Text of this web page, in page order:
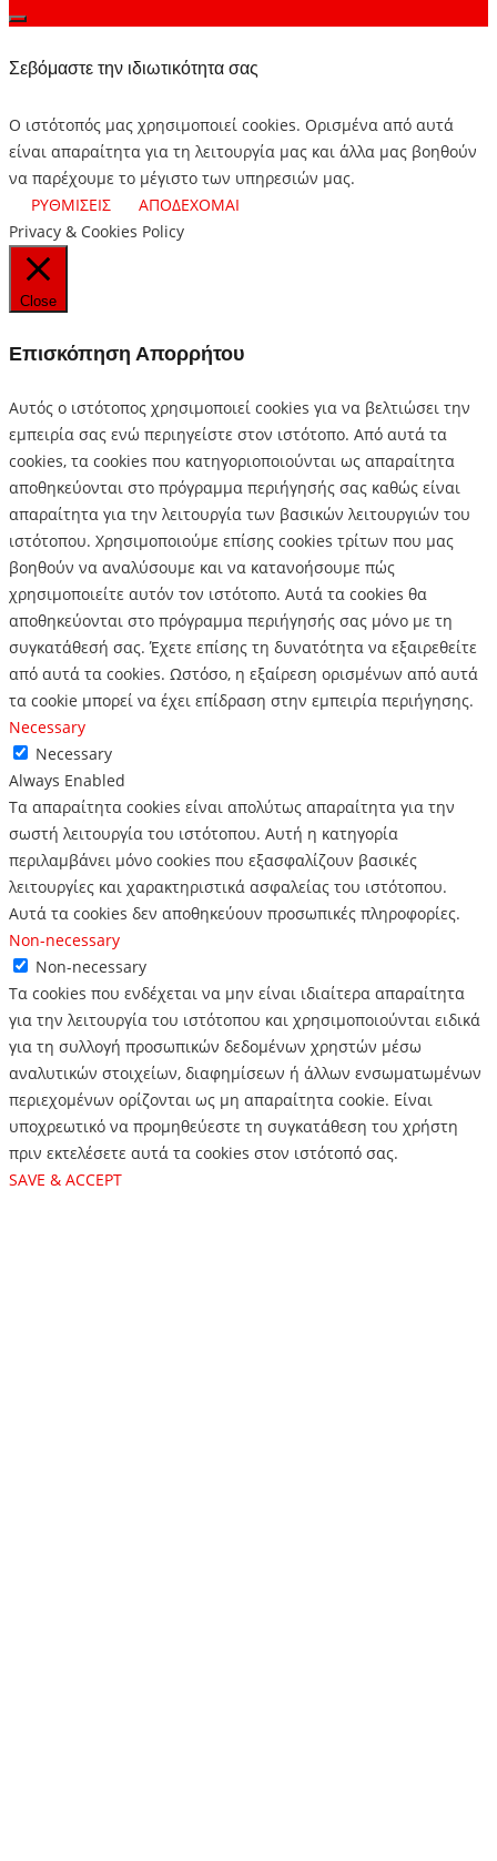
Σεβόμαστε την ιδιωτικότητα σας
Ο ιστότοπός μας χρησιμοποιεί cookies. Ορισμένα από αυτά
είναι απαραίτητα για τη λειτουργία μας και άλλα μας βοηθούν
να παρέχουμε το μέγιστο των υπηρεσιών μας.
ΡΥΘΜΙΣΕΙΣ
ΑΠΟΔΕΧΟΜΑΙ
Privacy & Cookies Policy
Close
Επισκόπηση Απορρήτου
Αυτός ο ιστότοπος χρησιμοποιεί cookies για να βελτιώσει την
εμπειρία σας ενώ περιηγείστε στον ιστότοπο. Από αυτά τα
cookies, τα cookies που κατηγοριοποιούνται ως απαραίτητα
αποθηκεύονται στο πρόγραμμα περιήγησής σας καθώς είναι
απαραίτητα για την λειτουργία των βασικών λειτουργιών του
ιστότοπου. Χρησιμοποιούμε επίσης cookies τρίτων που μας
βοηθούν να αναλύσουμε και να κατανοήσουμε πώς
χρησιμοποιείτε αυτόν τον ιστότοπο. Αυτά τα cookies θα
αποθηκεύονται στο πρόγραμμα περιήγησής σας μόνο με τη
συγκατάθεσή σας. Έχετε επίσης τη δυνατότητα να εξαιρεθείτε
από αυτά τα cookies. Ωστόσο, η εξαίρεση ορισμένων από αυτά
τα cookie μπορεί να έχει επίδραση στην εμπειρία περιήγησης.
Necessary
Necessary
Always Enabled
Τα απαραίτητα cookies είναι απολύτως απαραίτητα για την
σωστή λειτουργία του ιστότοπου. Αυτή η κατηγορία
περιλαμβάνει μόνο cookies που εξασφαλίζουν βασικές
λειτουργίες και χαρακτηριστικά ασφαλείας του ιστότοπου.
Αυτά τα cookies δεν αποθηκεύουν προσωπικές πληροφορίες.
Non-necessary
Non-necessary
Τα cookies που ενδέχεται να μην είναι ιδιαίτερα απαραίτητα
για την λειτουργία του ιστότοπου και χρησιμοποιούνται ειδικά
για τη συλλογή προσωπικών δεδομένων χρηστών μέσω
αναλυτικών στοιχείων, διαφημίσεων ή άλλων ενσωματωμένων
περιεχομένων ορίζονται ως μη απαραίτητα cookie. Είναι
υποχρεωτικό να προμηθεύεστε τη συγκατάθεση του χρήστη
πριν εκτελέσετε αυτά τα cookies στον ιστότοπό σας.
SAVE & ACCEPT